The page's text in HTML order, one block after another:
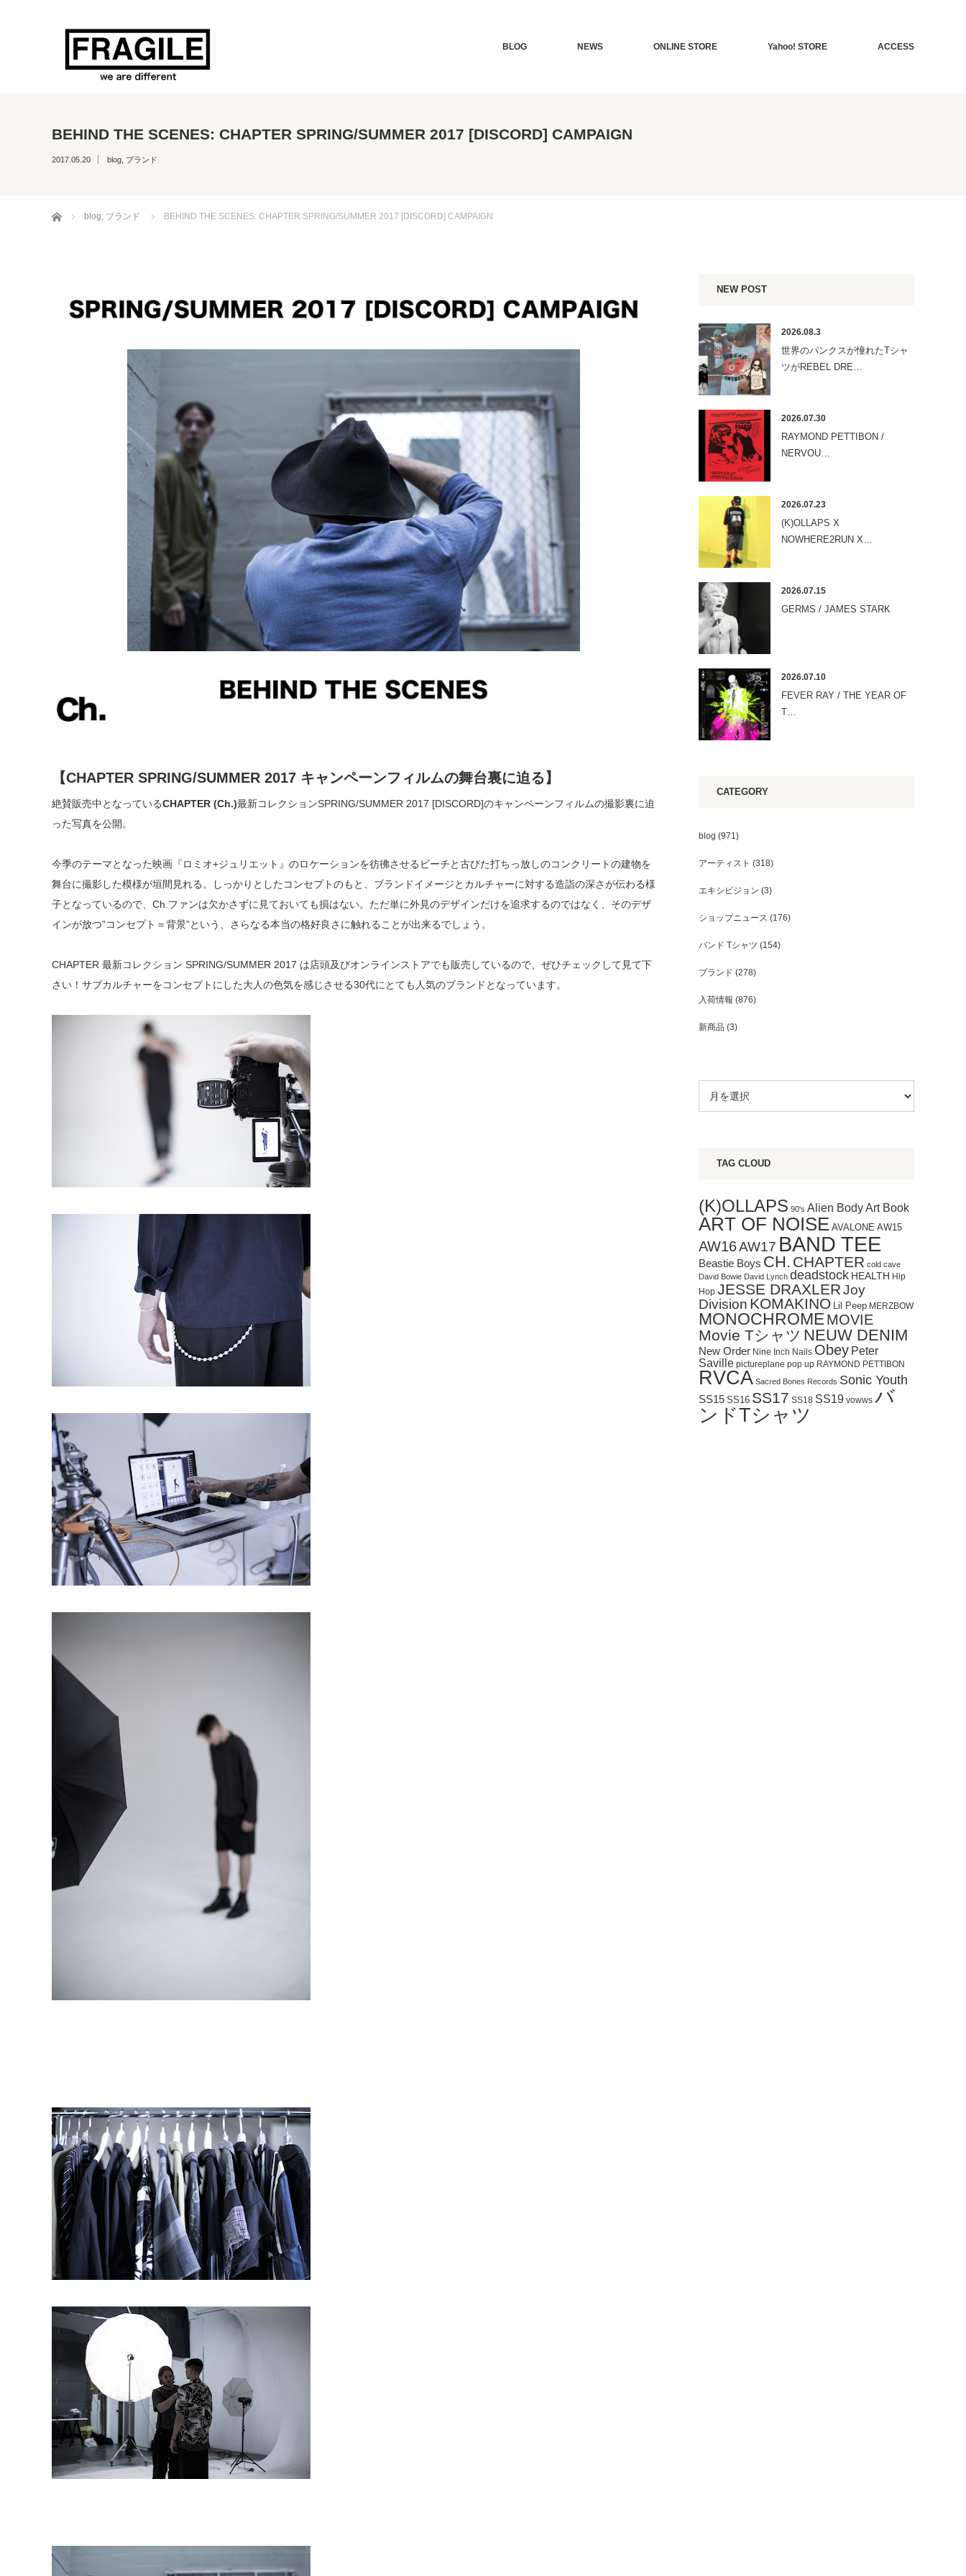
BLOG NEWS ONLINE STORE Yahoo! STORE ACCESS
BEHIND THE SCENES: CHAPTER SPRING/SUMMER 2017 [DISCORD] CAMPAIGN
2017.05.20 blog ブランド
ホーム blog, ブランド BEHIND THE SCENES: CHAPTER SPRING/SUMMER 2017 [DISCORD] CAMPAIGN
【CHAPTER SPRING/SUMMER 2017 キャンペーンフィルムの舞台裏に迫る】
絶賛販売中となっているCHAPTER (Ch.)最新コレクションSPRING/SUMMER 2017 [DISCORD]のキャンペーンフィルムの撮影裏に迫
った写真を公開。
今季のテーマとなった映画『ロミオ+ジュリエット』のロケーションを彷彿させるビーチと古びた打ちっ放しのコンクリートの建物を
舞台に撮影した模様が垣間見れる。しっかりとしたコンセプトのもと、ブランドイメージとカルチャーに対する造詣の深さが伝わる様
子となっているので、Ch.ファンは欠かさずに見ておいても損はない。ただ単に外見のデザインだけを追求するのではなく、そのデザ
インが放つ”コンセプト＝背景”という、さらなる本当の格好良さに触れることが出来るでしょう。
CHAPTER 最新コレクション SPRING/SUMMER 2017 は店頭及びオンラインストアでも販売しているので、ぜひチェックして見て下
さい！サブカルチャーをコンセプトにした大人の色気を感じさせる30代にとても人気のブランドとなっています。
NEW POST
2026.08.3
世界のパンクスが憧れたTシャ
ツがREBEL DRE…
2026.07.30
RAYMOND PETTIBON /
NERVOU…
2026.07.23
(K)OLLAPS X
NOWHERE2RUN X…
2026.07.15
GERMS / JAMES STARK
2026.07.10
FEVER RAY / THE YEAR OF
T…
CATEGORY
blog (971)
アーティスト (318)
エキシビジョン (3)
ショップニュース (176)
バンド Tシャツ (154)
ブランド (278)
入荷情報 (876)
新商品 (3)
TAG CLOUD
(K)OLLAPS 90's Alien BodyArt Book
ART OF NOISE AVALONE AW15
AW16AW17 BAND TEE
Beastie Boys CH. CHAPTER cold cave
David Bowie David Lynch deadstock HEALTH Hip
Hop JESSE DRAXLERJoy
Division KOMAKINO Lil Peep MERZBOW
MONOCHROMEMOVIE
Movie Tシャツ NEUW DENIM
New Order Nine Inch Nails Obey Peter
Saville pictureplane pop up RAYMOND PETTIBON
RVCA Sacred Bones Records Sonic Youth
SS15 SS16 SS17 SS18 SS19 vowws バ
ンドTシャツ